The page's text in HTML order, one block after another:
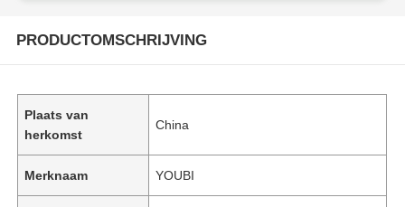
PRODUCTOMSCHRIJVING
Plaats van
herkomst
China
Merknaam YOUBI